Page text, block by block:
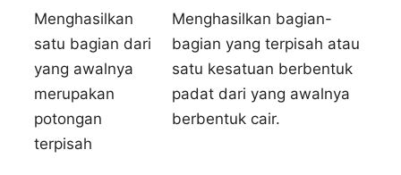
Menghasilkan
satu bagian dari
yang awalnya
merupakan
potongan
terpisah
Menghasilkan bagian-
bagian yang terpisah atau
satu kesatuan berbentuk
padat dari yang awalnya
berbentuk cair.